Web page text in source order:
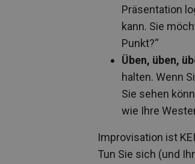
Präsentation
kann. Sie
Punkt?“
Üben, üben,
halten. Wenn
Sie sehen
wie Ihre
Improvisation ist
Tun Sie sich (und